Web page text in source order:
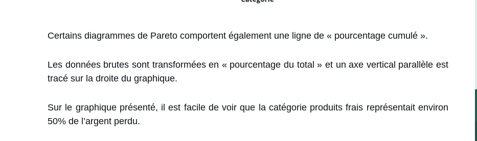
Certains diagrammes de Pareto comportent également une ligne de « pourcentage cumulé ».
Les données brutes sont transformées en « pourcentage du total » et un axe vertical parallèle est
tracé sur la droite du graphique.
Sur le graphique présenté, il est facile de voir que la catégorie produits frais représentait environ
50% de l’argent perdu.